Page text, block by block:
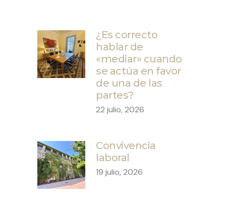
¿Es correcto
hablar de
«mediar» cuando
se actúa en favor
de una de las
partes?
22 julio, 2026
Convivencia
laboral
19 julio, 2026